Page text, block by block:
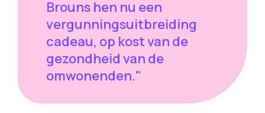
Brouns hen nu een
vergunningsuitbreiding
cadeau, op kost van de
gezondheid van de
omwonenden."